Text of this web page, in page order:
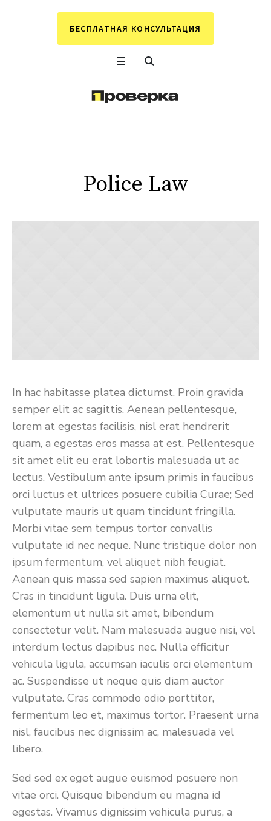
БЕСПЛАТНАЯ КОНСУЛЬТАЦИЯ
Police Law
In hac habitasse platea dictumst. Proin gravida
semper elit ac sagittis. Aenean pellentesque,
lorem at egestas facilisis, nisl erat hendrerit
quam, a egestas eros massa at est. Pellentesque
sit amet elit eu erat lobortis malesuada ut ac
lectus. Vestibulum ante ipsum primis in faucibus
orci luctus et ultrices posuere cubilia Curae; Sed
vulputate mauris ut quam tincidunt fringilla.
Morbi vitae sem tempus tortor convallis
vulputate id nec neque. Nunc tristique dolor non
ipsum fermentum, vel aliquet nibh feugiat.
Aenean quis massa sed sapien maximus aliquet.
Cras in tincidunt ligula. Duis urna elit,
elementum ut nulla sit amet, bibendum
consectetur velit. Nam malesuada augue nisi, vel
interdum lectus dapibus nec. Nulla efficitur
vehicula ligula, accumsan iaculis orci elementum
ac. Suspendisse ut neque quis diam auctor
vulputate. Cras commodo odio porttitor,
fermentum leo et, maximus tortor. Praesent urna
nisl, faucibus nec dignissim ac, malesuada vel
libero.
Sed sed ex eget augue euismod posuere non
vitae orci. Quisque bibendum eu magna id
egestas. Vivamus dignissim vehicula purus, a